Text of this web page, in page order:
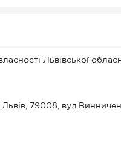
Львівської
79008,